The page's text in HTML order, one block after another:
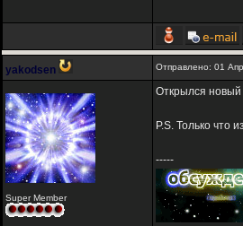
yakodsen Отправлено: 01
Super Member
Открылся
P.S. Только что
-----